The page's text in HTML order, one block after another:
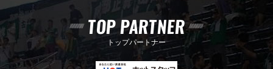
TOP PARTNER
トップパートナー